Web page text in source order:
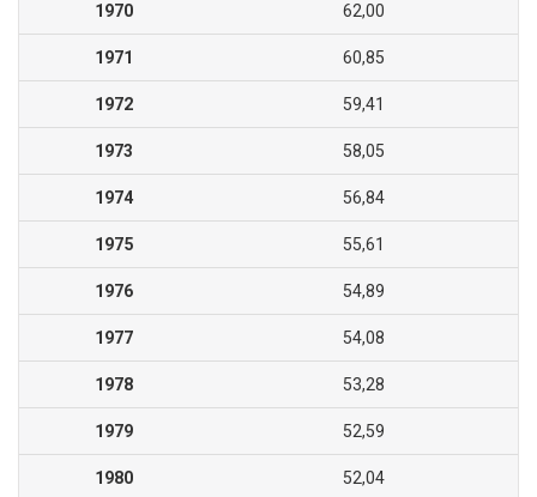
1970 62,00
1971 60,85
1972 59,41
1973 58,05
1974 56,84
1975 55,61
1976 54,89
1977 54,08
1978 53,28
1979 52,59
1980 52,04